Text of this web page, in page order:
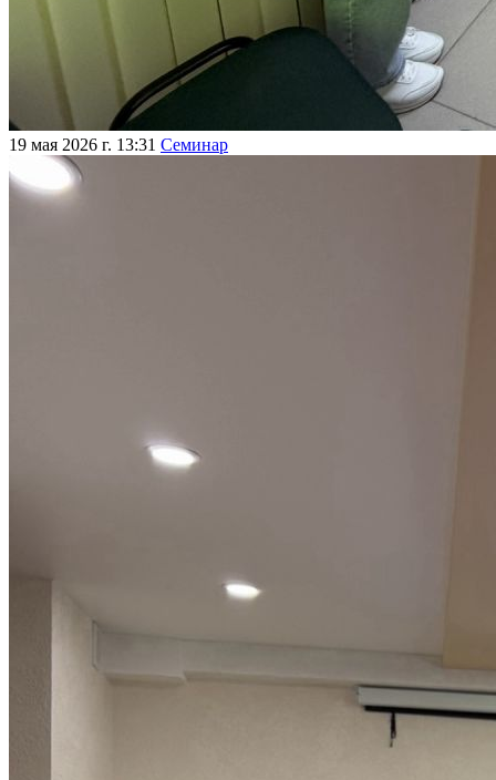
19 мая 2026 г. 13:31 Семинар